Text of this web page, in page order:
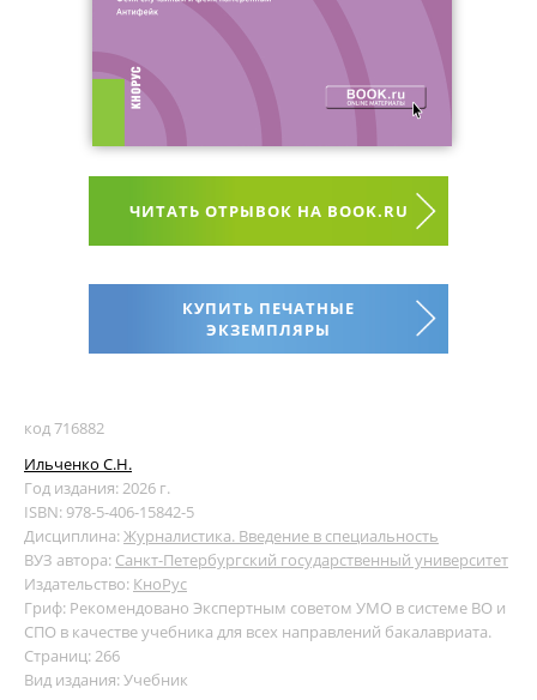
ЧИТАТЬ ОТРЫВОК НА BOOK.RU
КУПИТЬ ПЕЧАТНЫЕ
ЭКЗЕМПЛЯРЫ
код 716882
Ильченко С.Н.
Год издания: 2026 г.
ISBN: 978-5-406-15842-5
Дисциплина:Журналистика. Введение в специальность
ВУЗ автора: Санкт-Петербургский государственный университет
Издательство: КноРус
Гриф: Рекомендовано Экспертным советом УМО в системе ВО и
СПО в качестве учебника для всех направлений бакалавриата.
Страниц: 266
Вид издания: Учебник